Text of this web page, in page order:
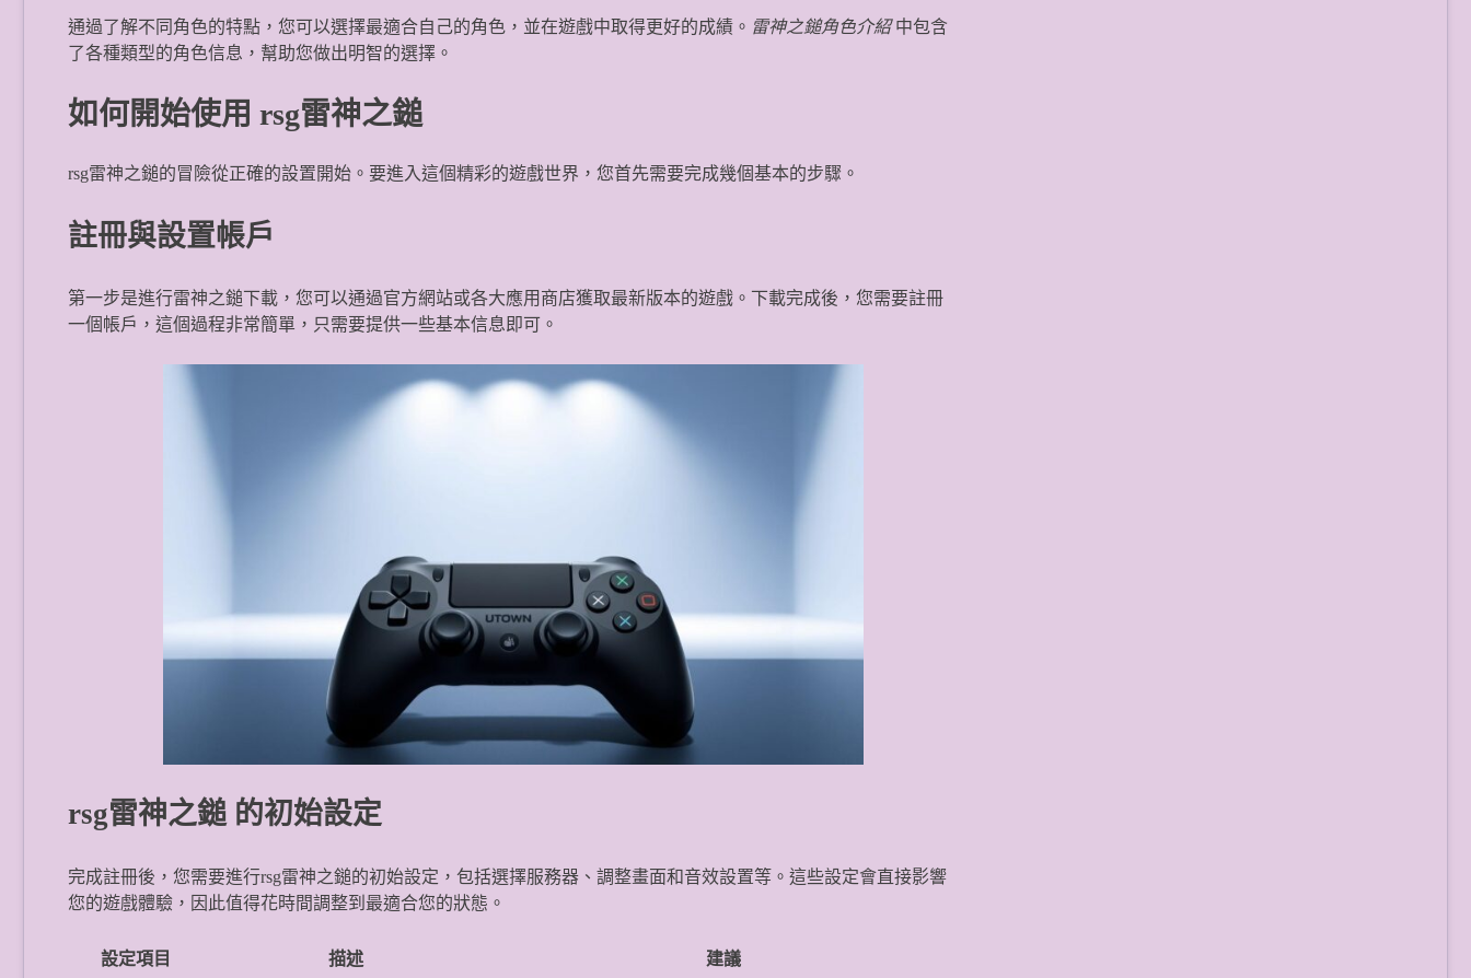
通過了解不同角色的特點，您可以選擇最適合自己的角色，並在遊戲中取得更好的成績。 雷神之鎚角色介紹中包含
了各種類型的角色信息，幫助您做出明智的選擇。
如何開始使用 rsg雷神之鎚
rsg雷神之鎚的冒險從正確的設置開始。要進入這個精彩的遊戲世界，您首先需要完成幾個基本的步驟。
註冊與設置帳戶
第一步是進行雷神之鎚下載，您可以通過官方網站或各大應用商店獲取最新版本的遊戲。下載完成後，您需要註冊
一個帳戶，這個過程非常簡單，只需要提供一些基本信息即可。
rsg雷神之鎚 的初始設定
完成註冊後，您需要進行rsg雷神之鎚的初始設定，包括選擇服務器、調整畫面和音效設置等。這些設定會直接影響
您的遊戲體驗，因此值得花時間調整到最適合您的狀態。
設定項目 描述
建議